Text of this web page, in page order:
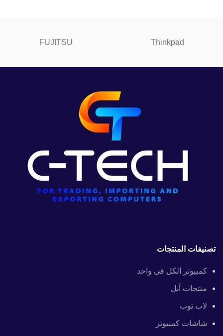
Thinkpad
FUJITSU
تصنيفات المنتجات
كمبيوتر الكل فى واحد
منتجات آبل
لاب توب
شاشات كمبيوتر